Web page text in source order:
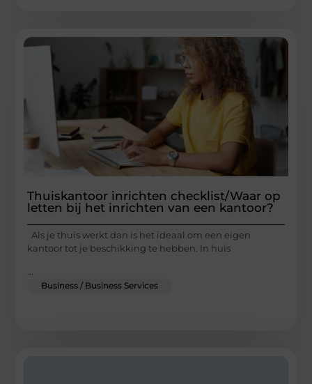
Thuiskantoor inrichten checklist/Waar op
letten bij het inrichten van een kantoor?
Als je thuis werkt dan is het ideaal om een eigen
kantoor tot je beschikking te hebben. In huis
...
Business / Business Services